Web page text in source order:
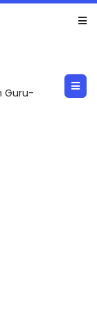
Guru-